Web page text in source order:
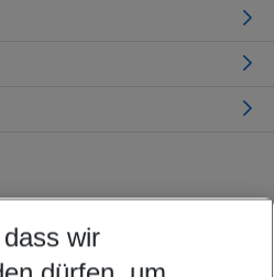
Ihren Wünschen
wir